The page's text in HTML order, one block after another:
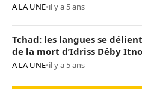
A LA UNE•il y a 5 ans
Tchad: les langues se
de la mort d’Idriss Déby Itno
A LA UNE•il y a 5 ans